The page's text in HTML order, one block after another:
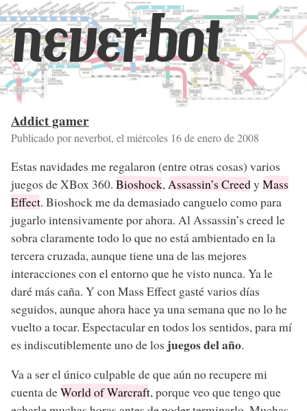
neverbot
Addict gamer
Publicado por neverbot, el miércoles 16 de enero de 2008
Estas navidades me regalaron (entre otras cosas) varios
juegos de XBox 360. Bioshock, Assassin’s CreedyMass
Effect. Bioshock me da demasiado canguelo como para
jugarlo intensivamente por ahora. Al Assassin’s creed le
sobra claramente todo lo que no está ambientado en la
tercera cruzada, aunque tiene una de las mejores
interacciones con el entorno que he visto nunca. Ya le
daré más caña. Y con Mass Effect gasté varios días
seguidos, aunque ahora hace ya una semana que no lo he
vuelto a tocar. Espectacular en todos los sentidos, para mí
es indiscutiblemente uno de los juegos del año.
Va a ser el único culpable de que aún no recupere mi
cuenta deWorld of Warcraft, porque veo que tengo que